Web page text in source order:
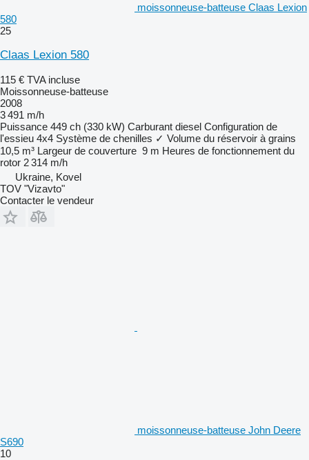
moissonneuse-batteuse Claas Lexion
580
25
Claas Lexion 580
115 € TVA incluse
Moissonneuse-batteuse
2008
3 491 m/h
Puissance 449 ch (330 kW) Carburant diesel Configuration de
l'essieu 4x4 Système de chenilles ✓ Volume du réservoir à grains
10,5 m³ Largeur de couverture 9 m Heures de fonctionnement du
rotor 2 314 m/h
Ukraine, Kovel
TOV "Vizavto"
Contacter le vendeur
moissonneuse-batteuse John Deere
S690
10